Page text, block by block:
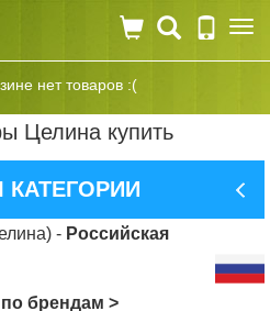
нет товаров :(
Целина купить
- Российская
брендам >